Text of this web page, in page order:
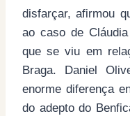
disfarçar, afirmou
ao caso de
que se viu em
Braga. Daniel
enorme diferença
do adepto do